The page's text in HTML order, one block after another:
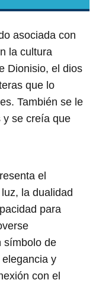
asociada con
la cultura
Dionisio, el dios
que lo
También se le
y se creía que
el
la dualidad
para
símbolo de
y
con el